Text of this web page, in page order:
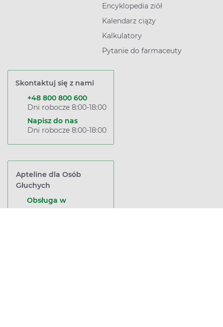
Encyklopedia ziół
Kalendarz ciąży
Kalkulatory
Pytanie do farmaceuty
Skontaktuj się z nami
+48 800 800 600
Dni robocze 8:00-18:00
Napisz do nas
Dni robocze 8:00-18:00
Apteline dla Osób
Głuchych
Obsługa w
języku migowym